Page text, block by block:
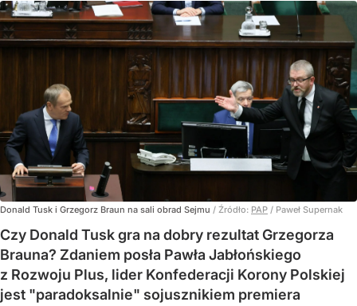
Donald Tusk i Grzegorz Braun na sali obrad Sejmu / Źródło: PAP / Paweł Supernak
Czy Donald Tusk gra na dobry rezultat Grzegorza
Brauna? Zdaniem posła Pawła Jabłońskiego
z Rozwoju Plus, lider Konfederacji Korony Polskiej
jest "paradoksalnie" sojusznikiem premiera